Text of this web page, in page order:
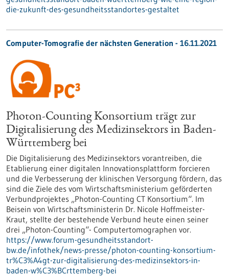
die-zukunft-des-gesundheitsstandortes-gestaltet
Computer-Tomografie der nächsten Generation - 16.11.2021
Photon-Counting Konsortium trägt zur
Digitalisierung des Medizinsektors in Baden-
Württemberg bei
Die Digitalisierung des Medizinsektors vorantreiben, die
Etablierung einer digitalen Innovationsplattform forcieren
und die Verbesserung der klinischen Versorgung fördern, das
sind die Ziele des vom Wirtschaftsministerium geförderten
Verbundprojektes „Photon-Counting CT Konsortium“. Im
Beisein von Wirtschaftsministerin Dr. Nicole Hoffmeister-
Kraut, stellte der bestehende Verbund heute einen seiner
drei „Photon-Counting“- Computertomographen vor.
https://www.forum-gesundheitsstandort-
bw.de/infothek/news-presse/photon-counting-konsortium-
tr%C3%A4gt-zur-digitalisierung-des-medizinsektors-in-
baden-w%C3%BCrttemberg-bei